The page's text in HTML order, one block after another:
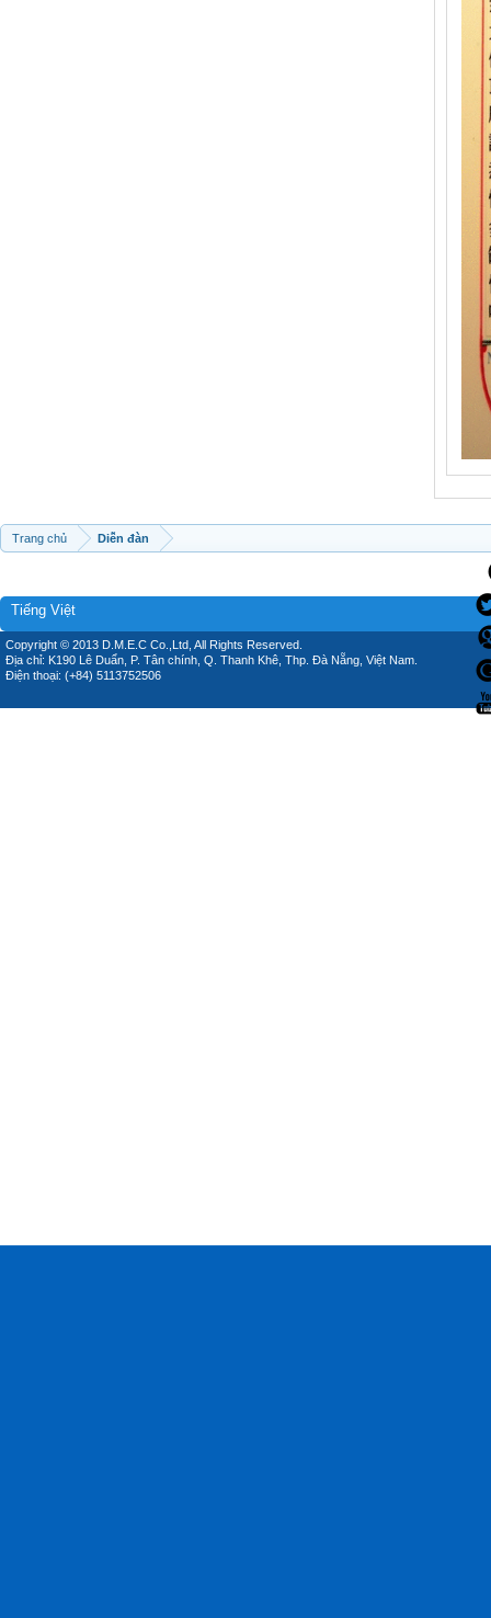
Trang chủ Diễn đàn
Tiếng Việt
Copyright © 2013 D.M.E.C Co.,Ltd, All Rights Reserved.
Địa chỉ: K190 Lê Duẩn, P. Tân chính, Q. Thanh Khê, Thp. Đà Nẵng, Việt Nam.
Điện thoại: (+84) 5113752506